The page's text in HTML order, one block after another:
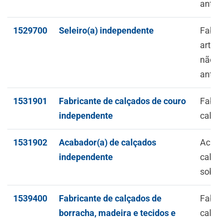
1529700 Seleiro(a) independente
não
1531901
Fabricante de calçados de couro
independente
1531902
Acabador(a) de calçados
independente
sob
1539400
Fabricante de calçados de
borracha, madeira e tecidos e